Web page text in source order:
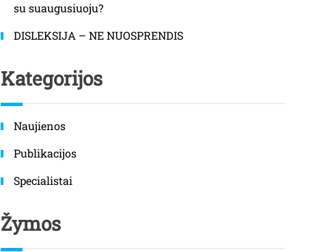
su suaugusiuoju?
DISLEKSIJA – NE NUOSPRENDIS
Kategorijos
Naujienos
Publikacijos
Specialistai
Žymos